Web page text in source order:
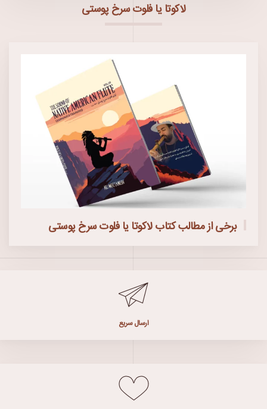
لاکوتا یا فلوت سرخ پوستی
برخی از مطالب کتاب لاکوتا یا فلوت سرخ پوستی
ارسال سریع